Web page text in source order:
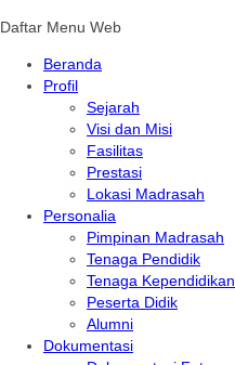
Daftar Menu Web
Beranda
Profil
Sejarah
Visi dan Misi
Fasilitas
Prestasi
Lokasi Madrasah
Personalia
Pimpinan Madrasah
Tenaga Pendidik
Tenaga Kependidikan
Peserta Didik
Alumni
Dokumentasi